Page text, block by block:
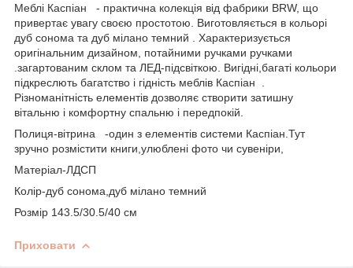
Меблі Каспіан - практична колекція від фабрики BRW, що
привертає увагу своєю простотою. Виготовляється в кольорі
дуб сонома та дуб мілано темний . Характеризується
оригінальним дизайном, потайними ручками ручками
.загартованим склом та ЛЕД-підсвіткою. Вигідні,багаті кольори
підкреслють багатство і гідність меблів Каспіан .
Різноманітність елементів дозволяє створити затишну
вітальню і комфортну спальню і передпокій.
Полиця-вітрина -один з елементів системи Каспіан.Тут
зручно розмістити книги,улюблені фото чи сувеніри,
Матеріал-ЛДСП
Колір-дуб сонома,дуб мілано темний
Розмір 143.5/30.5/40 см
Приховати